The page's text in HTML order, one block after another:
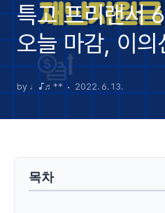
특고 프리랜서
오늘 마감, 이의
by ♩♪♬** 2022. 6. 13.
목차